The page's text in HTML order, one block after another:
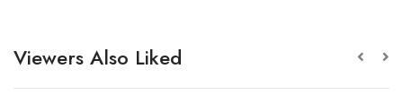
Viewers Also Liked